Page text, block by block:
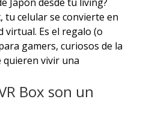
, tu celular se convierte en
virtual. Es el regalo (o
gamers, curiosos de la
quieren vivir una
Box son un